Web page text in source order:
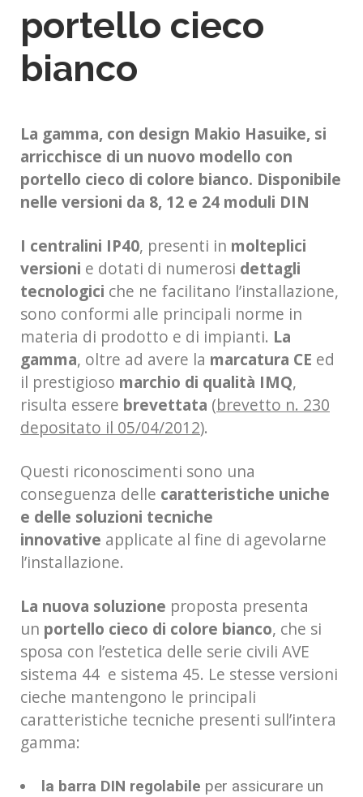
portello cieco
bianco
La gamma, con design Makio Hasuike, si
arricchisce di un nuovo modello con
portello cieco di colore bianco. Disponibile
nelle versioni da 8, 12 e 24 moduli DIN
I centralini IP40, presenti in molteplici
versioni e dotati di numerosi dettagli
tecnologici che ne facilitano l’installazione,
sono conformi alle principali norme in
materia di prodotto e di impianti. La
gamma, oltre ad avere la marcatura CE ed
il prestigioso marchio di qualità IMQ,
risulta essere brevettata (brevetto n. 230
depositato il 05/04/2012).
Questi riconoscimenti sono una
conseguenza delle caratteristiche uniche
e delle soluzioni tecniche
innovative applicate al fine di agevolarne
l’installazione.
La nuova soluzione proposta presenta
un portello cieco di colore bianco, che si
sposa con l’estetica delle serie civili AVE
sistema 44 e sistema 45. Le stesse versioni
cieche mantengono le principali
caratteristiche tecniche presenti sull’intera
gamma:
la barra DIN regolabile per assicurare un